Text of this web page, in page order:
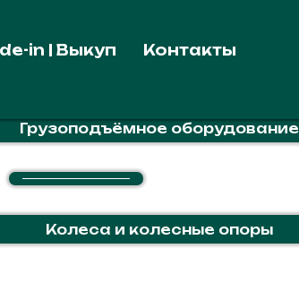
in | Выкуп
Контакты
Грузоподъёмное оборудование
Колеса и колесные опоры